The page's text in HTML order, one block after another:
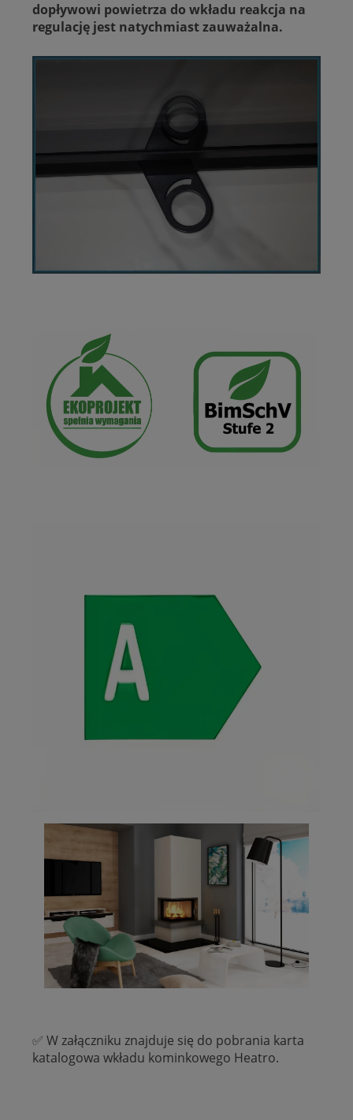
dopływowi powietrza do wkładu reakcja na
regulację jest natychmiast zauważalna.
✅ W załączniku znajduje się do pobrania karta
katalogowa wkładu kominkowego Heatro.